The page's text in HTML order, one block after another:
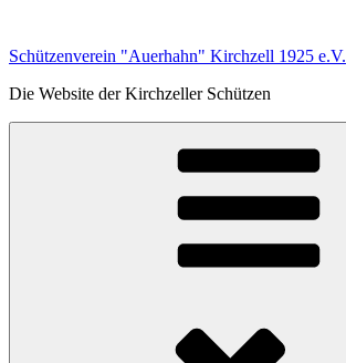
springen
Schützenverein "Auerhahn" Kirchzell 1925 e.V.
Die Website der Kirchzeller Schützen